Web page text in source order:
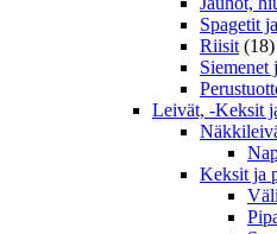
Spagetit
Riisit (18)
Siemenet
Leivät, -Keksit
Keksit ja